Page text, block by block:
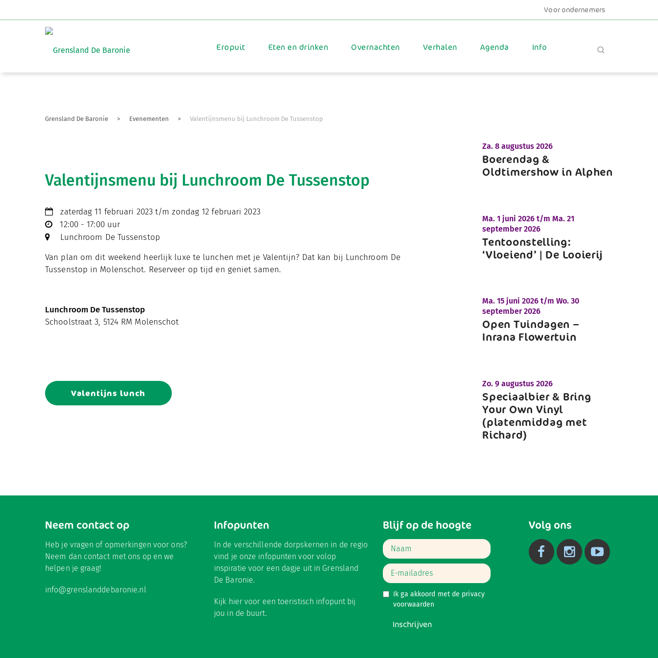
Voor ondernemers
Eropuit Eten en drinken Overnachten Verhalen Agenda Info
Grensland De Baronie > Evenementen > Valentijnsmenu bij Lunchroom De Tussenstop
Valentijnsmenu bij Lunchroom De Tussenstop
zaterdag 11 februari 2023 t/m zondag 12 februari 2023
12:00 - 17:00 uur
Lunchroom De Tussenstop
Van plan om dit weekend heerlijk luxe te lunchen met je Valentijn? Dat kan bij Lunchroom De
Tussenstop in Molenschot. Reserveer op tijd en geniet samen.
Lunchroom De Tussenstop
Schoolstraat 3, 5124 RM Molenschot
Valentijns lunch
Za. 8 augustus 2026
Boerendag &
Oldtimershow in Alphen
Ma. 1 juni 2026 t/mMa. 21
september 2026
Tentoonstelling:
‘Vloeiend’ | De Looierij
Ma. 15 juni 2026 t/mWo. 30
september 2026
Open Tuindagen –
Inrana Flowertuin
Zo. 9 augustus 2026
Speciaalbier & Bring
Your Own Vinyl
(platenmiddag met
Richard)
Neem contact op
Heb je vragen of opmerkingen voor ons?
Neem dan contact met ons op en we
helpen je graag!
info@grenslanddebaronie.nl
Infopunten
In de verschillende dorpskernen in de regio
vind je onze infopunten voor volop
inspiratie voor een dagje uit in Grensland
De Baronie.
Kijk hier voor een toeristisch infopunt bij
jou in de buurt.
Blijf op de hoogte
Ik ga akkoord met de privacy
voorwaarden
Inschrijven
Volg ons